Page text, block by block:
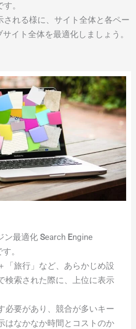
。
される様に、サイト全体と各ペー
イト全体を最適化しましょう。
ン最適化Search Engine
。
「旅行」など、あらかじめ設
検索された際に、上位に表示
必要があり、競合が多いキー
はなかなか時間とコストのか